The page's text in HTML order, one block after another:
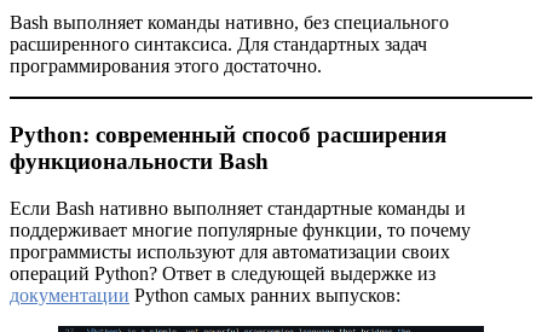
Bash выполняет команды нативно, без специального
расширенного синтаксиса. Для стандартных задач
программирования этого достаточно.
Python: современный способ расширения
функциональности Bash
Если Bash нативно выполняет стандартные команды и
поддерживает многие популярные функции, то почему
программисты используют для автоматизации своих
операций Python? Ответ в следующей выдержке из
документации Python самых ранних выпусков: